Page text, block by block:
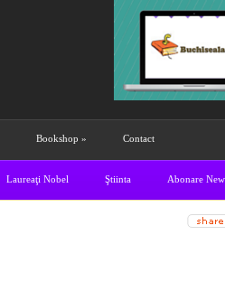
Bookshop » Contact
Laureaţi Nobel Ştiinta Abonare